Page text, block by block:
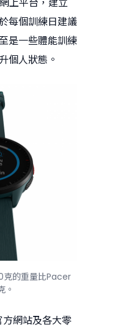
上平台，建立
每個訓練日建議
是一些體能訓練
個人狀態。
的重量比Pacer
。
網站及各大零